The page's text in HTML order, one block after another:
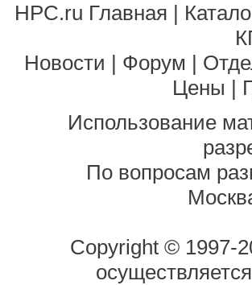
HPC.ru Главная |
Новости | Форум |
Цены |
Использование
По вопросам
Copyright © 1997-